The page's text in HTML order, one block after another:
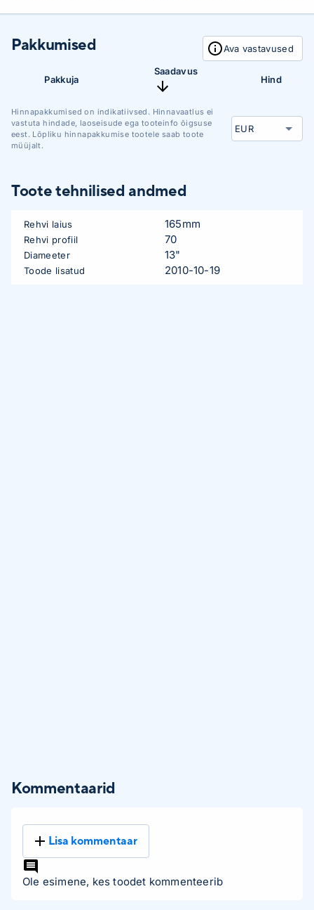
Pakkumised Ava vastavused
Pakkuja
Saadavus
Hind
Hinnapakkumised on indikatiivsed. Hinnavaatlus ei
vastuta hindade, laoseisude ega tooteinfo õigsuse
eest. Lõpliku hinnapakkumise tootele saab toote
müüjalt.
Toote tehnilised andmed
Rehvi laius 165mm
Rehvi profiil 70
Diameeter 13"
Toode lisatud 2010-10-19
Kommentaarid
Lisa kommentaar
Ole esimene, kes toodet kommenteerib